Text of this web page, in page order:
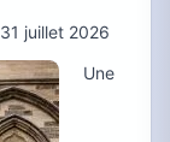
31 juillet 2026
Une